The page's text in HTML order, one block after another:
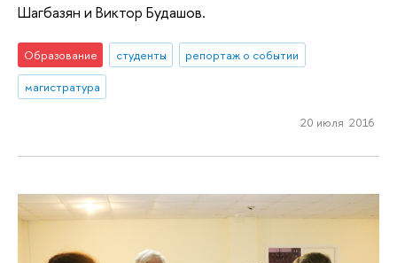
Шагбазян и Виктор Будашов.
Образование студенты
репортаж о событии
магистратура
20 июля 2016